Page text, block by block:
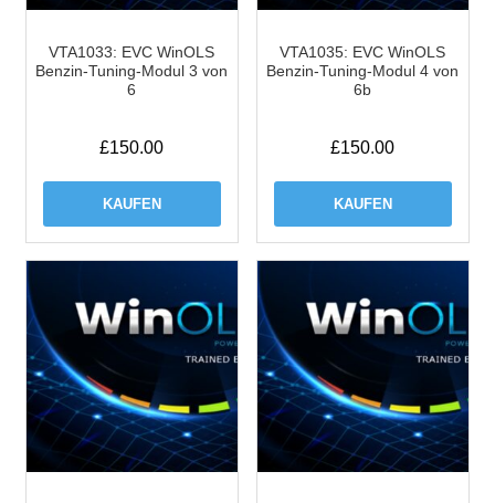
VTA1033: EVC WinOLS
Benzin-Tuning-Modul 3 von
6
£150.00
KAUFEN
VTA1035: EVC WinOLS
Benzin-Tuning-Modul 4 von
6b
£150.00
KAUFEN